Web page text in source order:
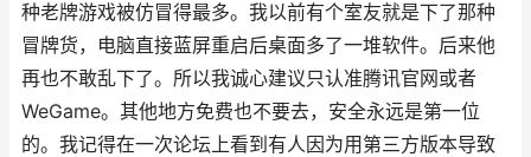
种老牌游戏被仿冒得最多。我以前有个室友就是下了那种
冒牌货，电脑直接蓝屏重启后桌面多了一堆软件。后来他
再也不敢乱下了。所以我诚心建议只认准腾讯官网或者
WeGame。其他地方免费也不要去，安全永远是第一位
的。我记得在一次论坛上看到有人因为用第三方版本导致